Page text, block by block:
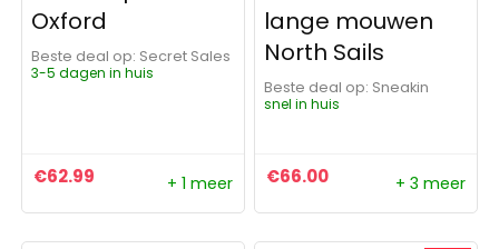
Oxford
Beste deal op:
Secret Sales
3-5 dagen in huis
€62.99 + 1 meer
lange mouwen
North Sails
Beste deal op:
Sneakin
snel in huis
€66.00 + 3 meer